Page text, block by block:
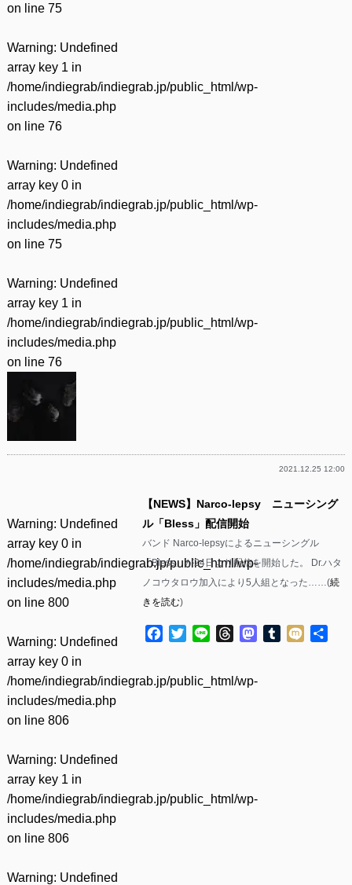
on line 75
Warning: Undefined
array key 1 in
/home/indiegrab/indiegrab.jp/public_html/wp-
includes/media.php
on line 76
Warning: Undefined
array key 0 in
/home/indiegrab/indiegrab.jp/public_html/wp-
includes/media.php
on line 75
Warning: Undefined
array key 1 in
/home/indiegrab/indiegrab.jp/public_html/wp-
includes/media.php
on line 76
2021.12.25 12:00
Warning: Undefined
array key 0 in
/home/indiegrab/indiegrab.jp/public_html/wp-
includes/media.php
on line 800
Warning: Undefined
array key 0 in
/home/indiegrab/indiegrab.jp/public_html/wp-
includes/media.php
on line 806
Warning: Undefined
array key 1 in
/home/indiegrab/indiegrab.jp/public_html/wp-
includes/media.php
on line 806
Warning: Undefined
【NEWS】Narco-lepsy ニューシング
ル「Bless」配信開始
バンド Narco-lepsyによるニューシングル
「Bless」が24日より配信を開始した。 Dr.ハタ
ノコウタロウ加入により5人組となった……(続
きを読む)
Facebook
TwitterLine ThreadsMastodon
Tumblr
Mixi